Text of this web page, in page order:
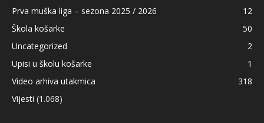
Prva muška liga – sezona 2025 / 2026
12
Škola košarke
50
Uncategorized
2
Upisi u školu košarke
1
Video arhiva utakmica
318
Vijesti (1.068)